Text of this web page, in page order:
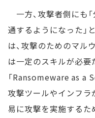
一方、攻撃者側にも
通するようになった」
は、攻撃のためのマル
は一定のスキルが必要
「Ransomeware as a
攻撃ツールやインフラ
易に攻撃を実施するた